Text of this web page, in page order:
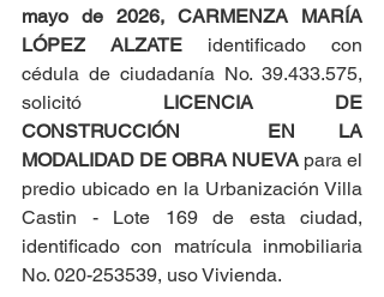
mayo de 2026, CARMENZA MARÍA
LÓPEZ ALZATE identificado con
cédula de ciudadanía No. 39.433.575,
solicitó LICENCIA DE
CONSTRUCCIÓN  EN LA
MODALIDAD DE OBRA NUEVA para el
predio ubicado en la Urbanización Villa
Castin - Lote 169 de esta ciudad,
identificado con matrícula inmobiliaria
No. 020-253539, uso Vivienda.